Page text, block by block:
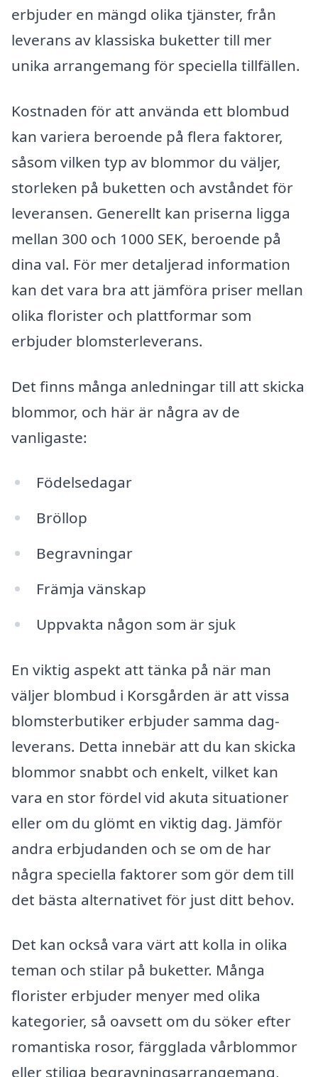
erbjuder en mängd olika tjänster, från
leverans av klassiska buketter till mer
unika arrangemang för speciella tillfällen.
Kostnaden för att använda ett blombud
kan variera beroende på flera faktorer,
såsom vilken typ av blommor du väljer,
storleken på buketten och avståndet för
leveransen. Generellt kan priserna ligga
mellan 300 och 1000 SEK, beroende på
dina val. För mer detaljerad information
kan det vara bra att jämföra priser mellan
olika florister och plattformar som
erbjuder blomsterleverans.
Det finns många anledningar till att skicka
blommor, och här är några av de
vanligaste:
Födelsedagar
Bröllop
Begravningar
Främja vänskap
Uppvakta någon som är sjuk
En viktig aspekt att tänka på när man
väljer blombud i Korsgården är att vissa
blomsterbutiker erbjuder samma dag-
leverans. Detta innebär att du kan skicka
blommor snabbt och enkelt, vilket kan
vara en stor fördel vid akuta situationer
eller om du glömt en viktig dag. Jämför
andra erbjudanden och se om de har
några speciella faktorer som gör dem till
det bästa alternativet för just ditt behov.
Det kan också vara värt att kolla in olika
teman och stilar på buketter. Många
florister erbjuder menyer med olika
kategorier, så oavsett om du söker efter
romantiska rosor, färgglada vårblommor
eller stiliga begravningsarrangemang,